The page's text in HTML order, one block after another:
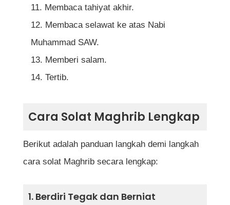
Membaca tahiyat akhir.
Membaca selawat ke atas Nabi
Muhammad SAW.
Memberi salam.
Tertib.
Cara Solat Maghrib Lengkap
Berikut adalah panduan langkah demi langkah
cara solat Maghrib secara lengkap:
1. Berdiri Tegak dan Berniat